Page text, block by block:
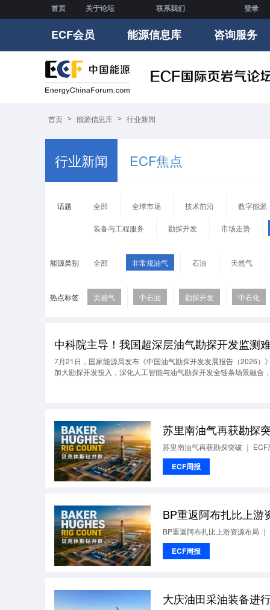
首页 关于论坛 联系我们 登录
ECF会员 能源信息库 咨询服务
首页 能源信息库 行业新闻
行业新闻 ECF焦点
话题 全部 全球市场 技术前沿 数字能源
装备与工程服务 勘探开发 市场走势
能源类别 全部 非常规油气 石油 天然气
热点标签 页岩气 中石油 勘探开发 中石化
中科院主导！我国超深层油气勘探开发监测
7月21日，国家能源局发布《中国油气勘探开发发展报告（2026
加大勘探开发投入，深化人工智能与油气勘探开发全链条场景融合
苏里南油气再获勘探
苏里南油气再获勘探突破 ｜ ECF
ECF周报
BP重返阿布扎比上游
BP重返阿布扎比上游资源布局
ECF周报
大庆油田采油装备进